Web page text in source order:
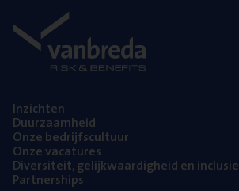
Inzich­ten
Duur­zaam­heid
Onze bedrijfs­cul­tuur
Onze vaca­tu­res
Diver­si­teit, gelijk­waar­dig­heid en inclusie
Part­ner­ships